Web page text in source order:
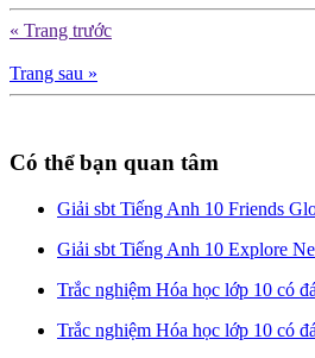
« Trang trước
Trang sau »
Có thể bạn quan tâm
Giải sbt Tiếng Anh 10 Friends
Giải sbt Tiếng Anh 10 Explore
Trắc nghiệm Hóa học lớp 10 có
Trắc nghiệm Hóa học lớp 10 có